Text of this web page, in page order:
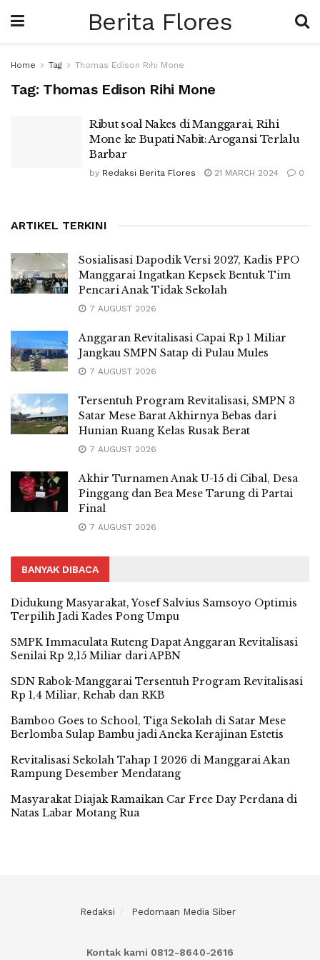
Berita Flores
Home Tag Thomas Edison Rihi Mone
Tag: Thomas Edison Rihi Mone
Ribut soal Nakes di Manggarai, Rihi
Mone ke Bupati Nabit: Arogansi Terlalu
Barbar
by Redaksi Berita Flores 21 MARCH 2024 0
ARTIKEL TERKINI
Sosialisasi Dapodik Versi 2027, Kadis PPO
Manggarai Ingatkan Kepsek Bentuk Tim
Pencari Anak Tidak Sekolah
7 AUGUST 2026
Anggaran Revitalisasi Capai Rp 1 Miliar
Jangkau SMPN Satap di Pulau Mules
7 AUGUST 2026
Tersentuh Program Revitalisasi, SMPN 3
Satar Mese Barat Akhirnya Bebas dari
Hunian Ruang Kelas Rusak Berat
7 AUGUST 2026
Akhir Turnamen Anak U-15 di Cibal, Desa
Pinggang dan Bea Mese Tarung di Partai
Final
7 AUGUST 2026
BANYAK DIBACA
Didukung Masyarakat, Yosef Salvius Samsoyo Optimis
Terpilih Jadi Kades Pong Umpu
SMPK Immaculata Ruteng Dapat Anggaran Revitalisasi
Senilai Rp 2,15 Miliar dari APBN
SDN Rabok-Manggarai Tersentuh Program Revitalisasi
Rp 1,4 Miliar, Rehab dan RKB
Bamboo Goes to School, Tiga Sekolah di Satar Mese
Berlomba Sulap Bambu jadi Aneka Kerajinan Estetis
Revitalisasi Sekolah Tahap I 2026 di Manggarai Akan
Rampung Desember Mendatang
Masyarakat Diajak Ramaikan Car Free Day Perdana di
Natas Labar Motang Rua
Redaksi Pedomaan Media Siber
Kontak kami 0812-8640-2616